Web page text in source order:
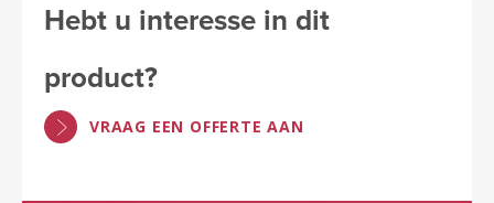
Hebt u interesse in dit
product?
VRAAG EEN OFFERTE AAN